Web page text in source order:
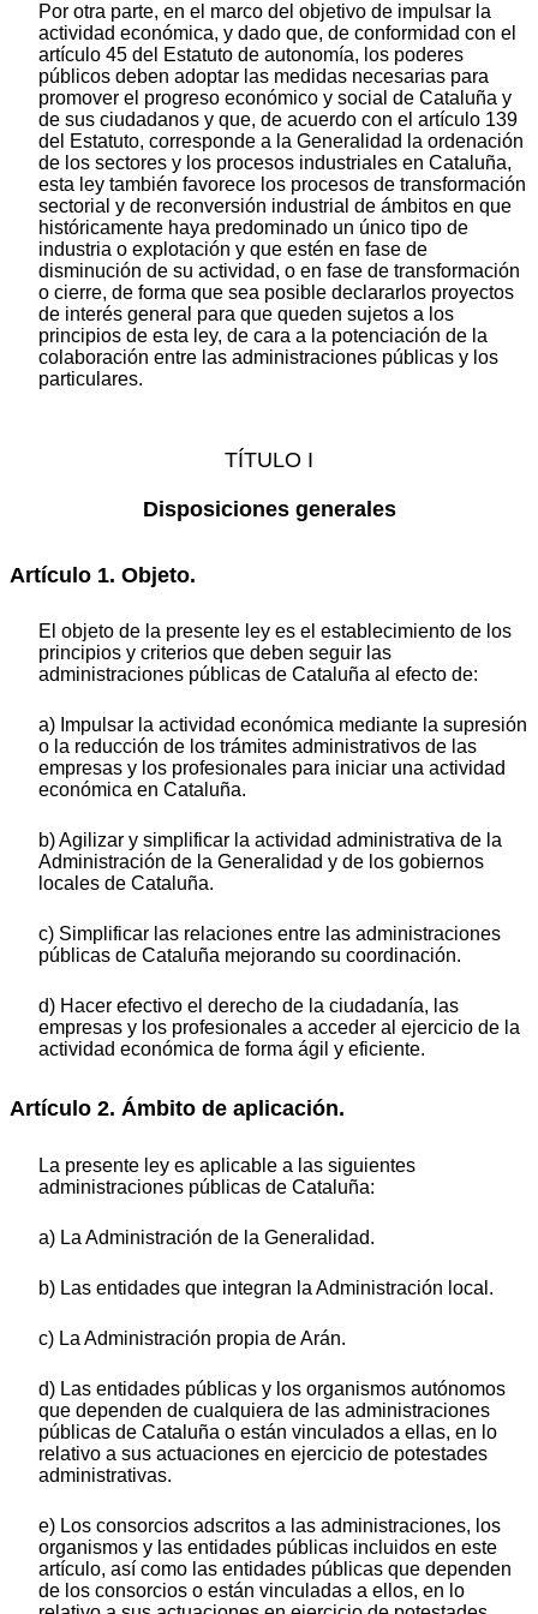
Por otra parte, en el marco del objetivo de impulsar la
actividad económica, y dado que, de conformidad con el
artículo 45 del Estatuto de autonomía, los poderes
públicos deben adoptar las medidas necesarias para
promover el progreso económico y social de Cataluña y
de sus ciudadanos y que, de acuerdo con el artículo 139
del Estatuto, corresponde a la Generalidad la ordenación
de los sectores y los procesos industriales en Cataluña,
esta ley también favorece los procesos de transformación
sectorial y de reconversión industrial de ámbitos en que
históricamente haya predominado un único tipo de
industria o explotación y que estén en fase de
disminución de su actividad, o en fase de transformación
o cierre, de forma que sea posible declararlos proyectos
de interés general para que queden sujetos a los
principios de esta ley, de cara a la potenciación de la
colaboración entre las administraciones públicas y los
particulares.
TÍTULO I
Disposiciones generales
Artículo 1. Objeto.
El objeto de la presente ley es el establecimiento de los
principios y criterios que deben seguir las
administraciones públicas de Cataluña al efecto de:
a) Impulsar la actividad económica mediante la supresión
o la reducción de los trámites administrativos de las
empresas y los profesionales para iniciar una actividad
económica en Cataluña.
b) Agilizar y simplificar la actividad administrativa de la
Administración de la Generalidad y de los gobiernos
locales de Cataluña.
c) Simplificar las relaciones entre las administraciones
públicas de Cataluña mejorando su coordinación.
d) Hacer efectivo el derecho de la ciudadanía, las
empresas y los profesionales a acceder al ejercicio de la
actividad económica de forma ágil y eficiente.
Artículo 2. Ámbito de aplicación.
La presente ley es aplicable a las siguientes
administraciones públicas de Cataluña:
a) La Administración de la Generalidad.
b) Las entidades que integran la Administración local.
c) La Administración propia de Arán.
d) Las entidades públicas y los organismos autónomos
que dependen de cualquiera de las administraciones
públicas de Cataluña o están vinculados a ellas, en lo
relativo a sus actuaciones en ejercicio de potestades
administrativas.
e) Los consorcios adscritos a las administraciones, los
organismos y las entidades públicas incluidos en este
artículo, así como las entidades públicas que dependen
de los consorcios o están vinculadas a ellos, en lo